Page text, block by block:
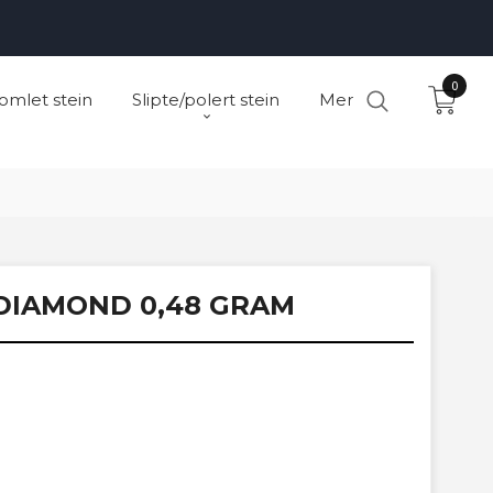
stein Slipte/polert stein Mer
0
0,48 GRAM